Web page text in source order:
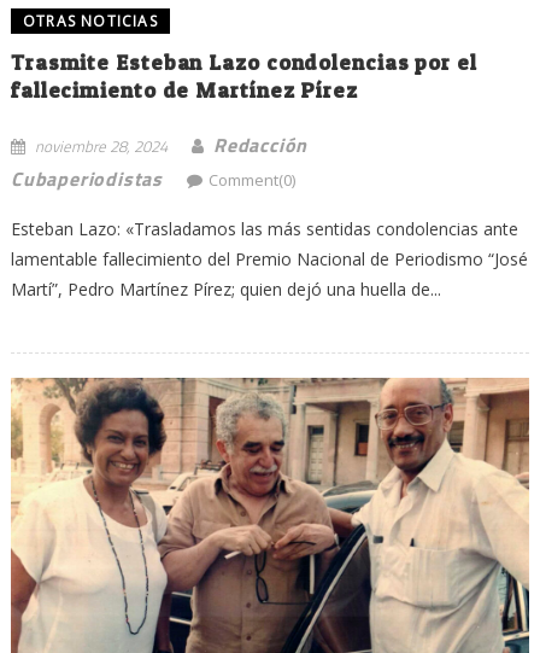
OTRAS NOTICIAS
Trasmite Esteban Lazo condolencias por el
fallecimiento de Martínez Pírez
noviembre 28, 2024
Redacción
Cubaperiodistas
Comment(0)
Esteban Lazo: «Trasladamos las más sentidas condolencias ante
lamentable fallecimiento del Premio Nacional de Periodismo “José
Martí”, Pedro Martínez Pírez; quien dejó una huella de...